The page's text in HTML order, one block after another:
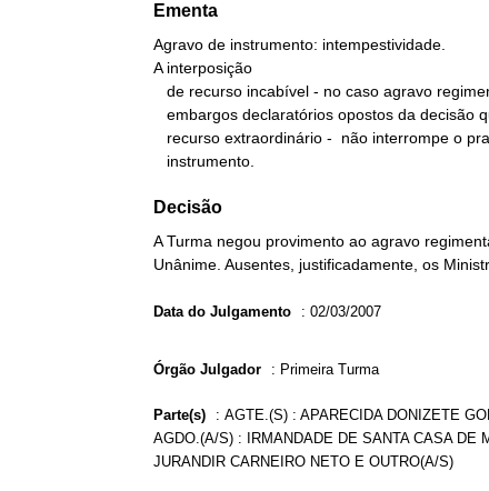
Ementa
Agravo de instrumento: intempestividade.
A interposição
   instrumento.
Decisão
A Turma negou provimento ao agravo
Unânime. Ausentes, justificadamente, os
Data do Julgamento : 02/03/2007
Órgão Julgador : Primeira Turma
Parte(s) : AGTE.(S) : APARECIDA DONIZETE
AGDO.(A/S) : IRMANDADE DE SANTA CASA DE
JURANDIR CARNEIRO NETO E OUTRO(A/S)